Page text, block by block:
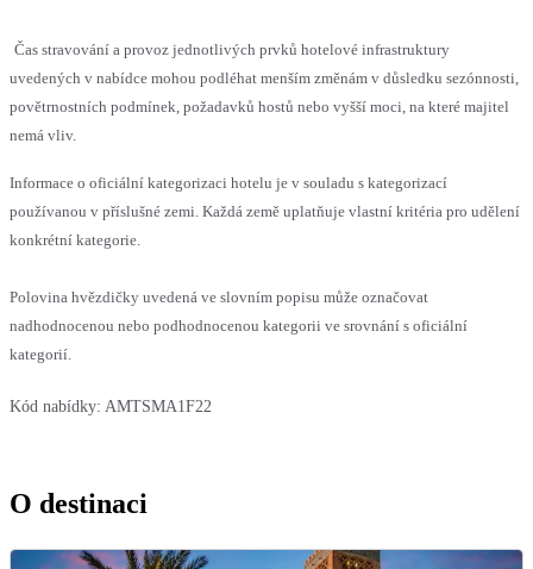
Čas stravování a provoz jednotlivých prvků hotelové infrastruktury
uvedených v nabídce mohou podléhat menším změnám v důsledku sezónnosti,
povětrnostních podmínek, požadavků hostů nebo vyšší moci, na které majitel
nemá vliv.
Informace o oficiální kategorizaci hotelu je v souladu s kategorizací
používanou v příslušné zemi. Každá země uplatňuje vlastní kritéria pro udělení
konkrétní kategorie.
Polovina hvězdičky uvedená ve slovním popisu může označovat
nadhodnocenou nebo podhodnocenou kategorii ve srovnání s oficiální
kategorií.
Kód nabídky: AMTSMA1F22
O destinaci